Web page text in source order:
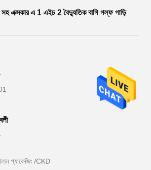
সহ এক্সকার এ 1 এইচ 2 বৈদ্যুতিক বাগি গল্ফ গাড়ি
প্যাকেজিং /CKD